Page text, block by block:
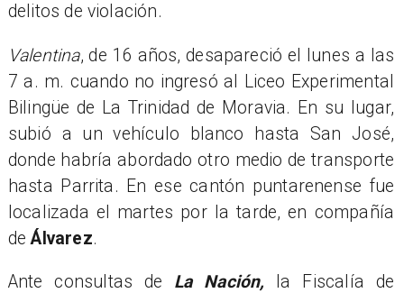
delitos de violación.
Valentina, de 16 años, desapareció el lunes a las
7 a. m. cuando no ingresó al Liceo Experimental
Bilingüe de La Trinidad de Moravia. En su lugar,
subió a un vehículo blanco hasta San José,
donde habría abordado otro medio de transporte
hasta Parrita. En ese cantón puntarenense fue
localizada el martes por la tarde, en compañía
deÁlvarez.
Ante consultas de La Nación, la Fiscalía de